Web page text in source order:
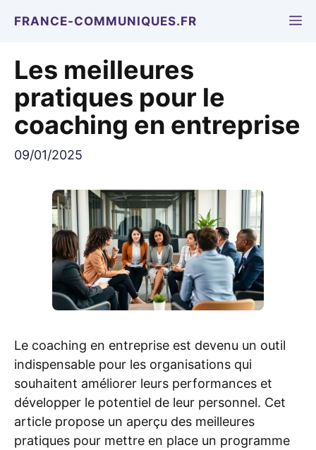
FRANCE-COMMUNIQUES.FR
Les meilleures
pratiques pour le
coaching en entreprise
09/01/2025
Le coaching en entreprise est devenu un outil
indispensable pour les organisations qui
souhaitent améliorer leurs performances et
développer le potentiel de leur personnel. Cet
article propose un aperçu des meilleures
pratiques pour mettre en place un programme